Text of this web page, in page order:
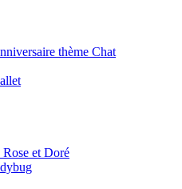
thème Chat
et Doré